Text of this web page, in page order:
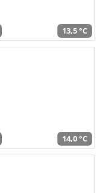
13,5 °C
14,0 °C